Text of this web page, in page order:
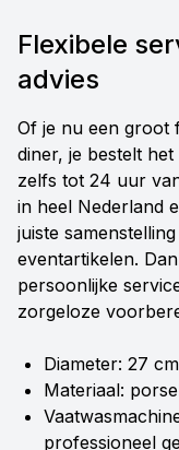
Flexibele
advies
Of je nu een groot
diner, je bestelt
zelfs tot 24 uur
in heel Nederland
juiste
eventartikelen.
persoonlijke
zorgeloze
Diameter: 27 cm
Materiaal:
professioneel